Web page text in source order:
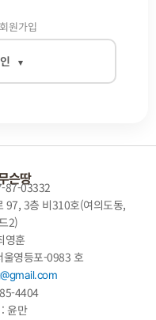
회원가입
▾
슨땅
87-03332
97, 3층 비310호(여의도동,
2)
영훈
영등포-0983 호
4404
윤만